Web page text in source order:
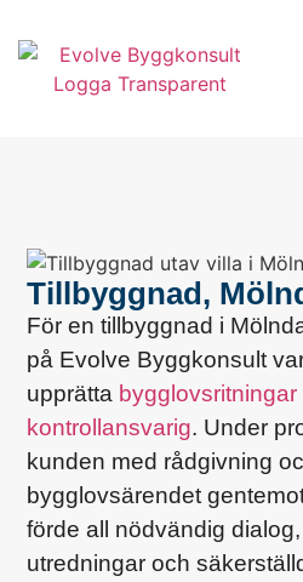
Tillbyggnad,
För en tillbyggnad i
på Evolve Byggkonsult
upprätta bygglovsritningar
kontrollansvarig. Under
kunden med rådgivning
bygglovsärendet
förde all nödvändig
utredningar och